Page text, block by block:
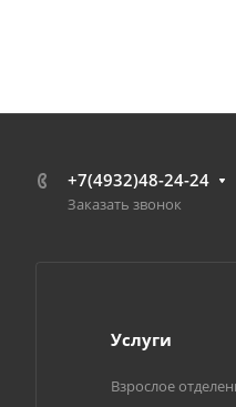
+7(4932)48-24-24
Заказать звонок
Услуги
Взрослое